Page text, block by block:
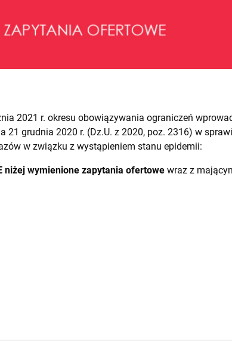
2021 r. okresu obowiązywania ograniczeń
21 grudnia 2020 r. (Dz.U. z 2020, poz. 2316) w
w związku z wystąpieniem stanu epidemii:
niżej wymienione zapytania ofertowe wraz z